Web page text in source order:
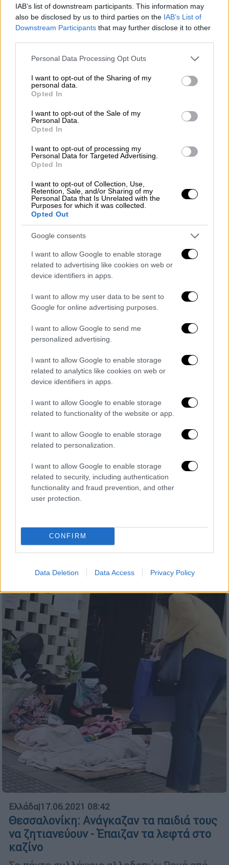
IAB’s list of downstream participants. This information may
also be disclosed by us to third parties on the IAB’s List of
Downstream Participants that may further disclose it to other
Please note that this website/app uses one or more Google
not limited to your visit or usage behaviour. You may click to
grant or deny consent to Google and its third-party tags to
use your data for below specified purposes in below Google
consent section.
Personal Data Processing Opt Outs
I want to opt-out of the Sharing of my
personal data.
Opted In
I want to opt-out of the Sale of my
Personal Data.
Opted In
I want to opt-out of processing my
Personal Data for Targeted Advertising.
Opted In
I want to opt-out of Collection, Use,
Retention, Sale, and/or Sharing of my
Personal Data that Is Unrelated with the
Purposes for which it was collected.
Opted Out
Google consents
I want to allow Google to enable storage
related to advertising like cookies on web or
device identifiers in apps.
I want to allow my user data to be sent to
Google for online advertising purposes.
I want to allow Google to send me
personalized advertising.
I want to allow Google to enable storage
related to analytics like cookies on web or
device identifiers in apps.
I want to allow Google to enable storage
related to functionality of the website or app.
I want to allow Google to enable storage
related to personalization.
I want to allow Google to enable storage
related to security, including authentication
functionality and fraud prevention, and other
user protection.
CONFIRM
Data Deletion Data Access Privacy Policy
Ζητιάνος πέθανε κι άφησε 1,2 εκατ.
ευρώ στην τράπεζα: Πώς αντέδρασε ο
γιος του
Ο πατέρας μου είχε 22 εκατ. αιγυπτιακές
στην τράπεζα. Έπεσα λιπόθυμος στο
πάτωμα και με πήγαν στο νοσοκομείο λέει ο
γιος του εκατομμυριούχου ζητιάνου.
Ελλάδα|18.06.2021 22:51
Θεσσαλονίκη: Ελεύθεροι οι γονείς που
εξωθούσαν τα παιδιά τους σε επαιτεία
Τους αφαιρέθηκε η γονική μέριμνα των
συνολικά οκτώ παιδιών, ηλικίας από 4
μηνών έως 11 ετών, των δύο ανδρογύνων
ανηλίκων.
Ελλάδα|17.06.2021 08:42
Θεσσαλονίκη: Ανάγκαζαν τα παιδιά τους
να ζητιανεύουν - Έπαιζαν τα λεφτά στο
καζίνο